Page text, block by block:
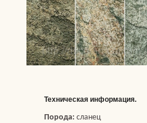
Техническая информация.
Порода: сланец